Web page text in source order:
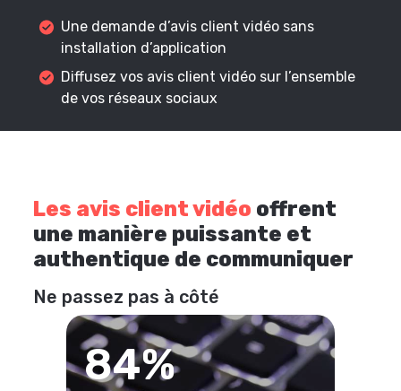
Une demande d’avis client vidéo sans
installation d’application
Diffusez vos avis client vidéo sur l’ensemble
de vos réseaux sociaux
Les avis client vidéo offrent
une manière puissante et
authentique de communiquer
Ne passez pas à côté
84%